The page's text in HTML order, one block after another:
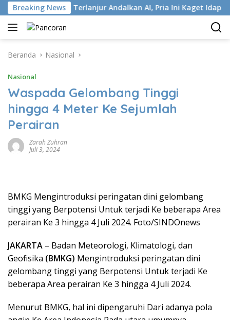
Langsung
ke
konten
Breaking NewsTerlanjur Andalkan AI, Pria Ini Kaget Idap Kanker
Beranda Nasional
Nasional
Waspada Gelombang Tinggi
hingga 4 Meter Ke Sejumlah
Perairan
Zarah Zuhran
Juli 3, 2024
BMKG Mengintroduksi peringatan dini gelombang
tinggi yang Berpotensi Untuk terjadi Ke beberapa Area
perairan Ke 3 hingga 4 Juli 2024. Foto/SINDOnews
JAKARTA – Badan Meteorologi, Klimatologi, dan
Geofisika (BMKG) Mengintroduksi peringatan dini
gelombang tinggi yang Berpotensi Untuk terjadi Ke
beberapa Area perairan Ke 3 hingga 4 Juli 2024.
Menurut BMKG, hal ini dipengaruhi Dari adanya pola